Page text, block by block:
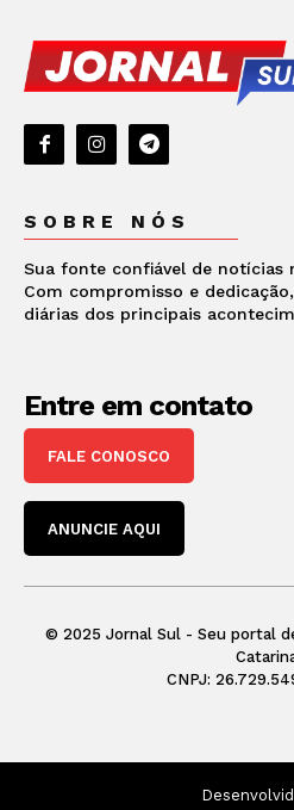
SOBRE NÓS
Sua fonte confiável de notícias
Com compromisso e
diárias dos principais
Entre em contato
FALE CONOSCO
ANUNCIE AQUI
© 2025 Jornal Sul - Seu portal
CNPJ: